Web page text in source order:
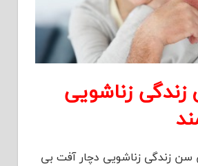
زناشویی
سن زندگی زناشویی دچار آفت بی